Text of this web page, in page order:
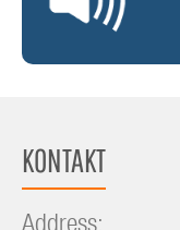
KONTAKT